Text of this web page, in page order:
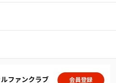
ファンクラブ 会員登録